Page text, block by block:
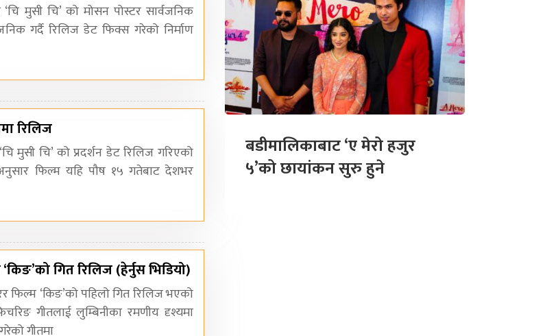
मुसी चि’ को मोसन पोस्टर सार्वजनिक
गर्दै रिलिज डेट फिक्स गरेको निर्माण
रिलिज
मुसी चि’ को प्रदर्शन डेट रिलिज गरिएको
फिल्म यहि पौष १५ गतेबाट देशभर
गित रिलिज (हेर्नुस भिडियो)
फिल्म ‘किङ’को पहिलो गित रिलिज भएको
गीतलाई लुम्बिनीका रमणीय दृश्यमा
गीतमा
बडीमालिकाबाट ‘ए मेरो हजुर
५’को छायांकन सुरु हुने